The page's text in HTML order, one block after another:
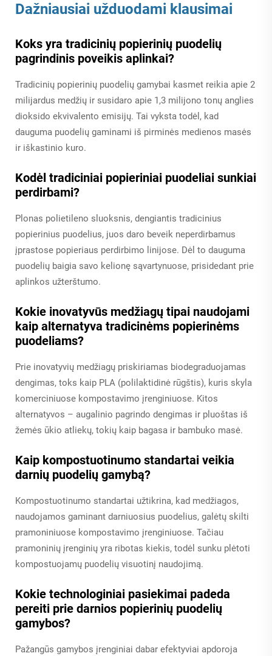
Dažniausiai užduodami klausimai
Koks yra tradicinių popierinių puodelių
pagrindinis poveikis aplinkai?
Tradicinių popierinių puodelių gamybai kasmet reikia apie 2
milijardus medžių ir susidaro apie 1,3 milijono tonų anglies
dioksido ekvivalento emisijų. Tai vyksta todėl, kad
dauguma puodelių gaminami iš pirminės medienos masės
ir iškastinio kuro.
Kodėl tradiciniai popieriniai puodeliai sunkiai
perdirbami?
Plonas polietileno sluoksnis, dengiantis tradicinius
popierinius puodelius, juos daro beveik neperdirbamus
įprastose popieriaus perdirbimo linijose. Dėl to dauguma
puodelių baigia savo kelionę sąvartynuose, prisidedant prie
aplinkos užterštumo.
Kokie inovatyvūs medžiagų tipai naudojami
kaip alternatyva tradicinėms popierinėms
puodeliams?
Prie inovatyvių medžiagų priskiriamas biodegraduojamas
dengimas, toks kaip PLA (polilaktidinė rūgštis), kuris skyla
komerciniuose kompostavimo įrenginiuose. Kitos
alternatyvos – augalinio pagrindo dengimas ir pluoštas iš
žemės ūkio atliekų, tokių kaip bagasa ir bambuko masė.
Kaip kompostuotinumo standartai veikia
darnių puodelių gamybą?
Kompostuotinumo standartai užtikrina, kad medžiagos,
naudojamos gaminant darniuosius puodelius, galėtų skilti
pramoniniuose kompostavimo įrenginiuose. Tačiau
pramoninių įrenginių yra ribotas kiekis, todėl sunku plėtoti
kompostuojamų puodelių visuotinį naudojimą.
Kokie technologiniai pasiekimai padeda
pereiti prie darnios popierinių puodelių
gamybos?
Pažangūs gamybos įrenginiai dabar efektyviai apdoroja